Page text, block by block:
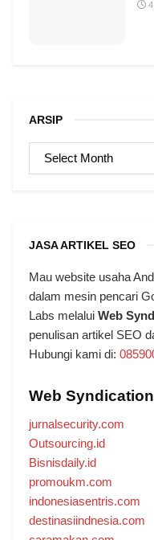
ARSIP
ARSIP
JASA ARTIKEL SEO
Mau website usaha
dalam mesin pencari
Labs melalui Web
penulisan artikel SEO
Hubungi kami di:
Web
jurnalsecurity.com
Outsourcing.id
Bisnisdaily.id
promoukm.com
indonesiasentris.com
destinasiindnesia.com